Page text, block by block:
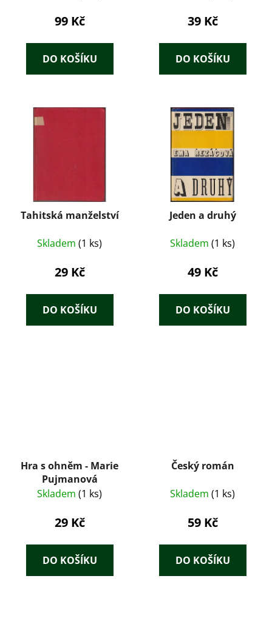
99 Kč
DO KOŠÍKU
39 Kč
DO KOŠÍKU
Tahitská manželství
Skladem (1 ks)
29 Kč
DO KOŠÍKU
Jeden a druhý
Skladem (1 ks)
49 Kč
DO KOŠÍKU
Hra s ohněm - Marie
Pujmanová
Skladem (1 ks)
29 Kč
DO KOŠÍKU
Český román
Skladem (1 ks)
59 Kč
DO KOŠÍKU